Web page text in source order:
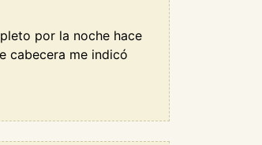
por la noche hace
cabecera me indicó